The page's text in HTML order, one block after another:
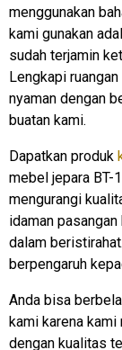
menggunakan
kami gunakan
sudah terjamin
Lengkapi
nyaman dengan
buatan kami.
Dapatkan produk
mebel jepara BT-
mengurangi
idaman
dalam
berpengaruh
Anda bisa
kami karena
dengan kualitas